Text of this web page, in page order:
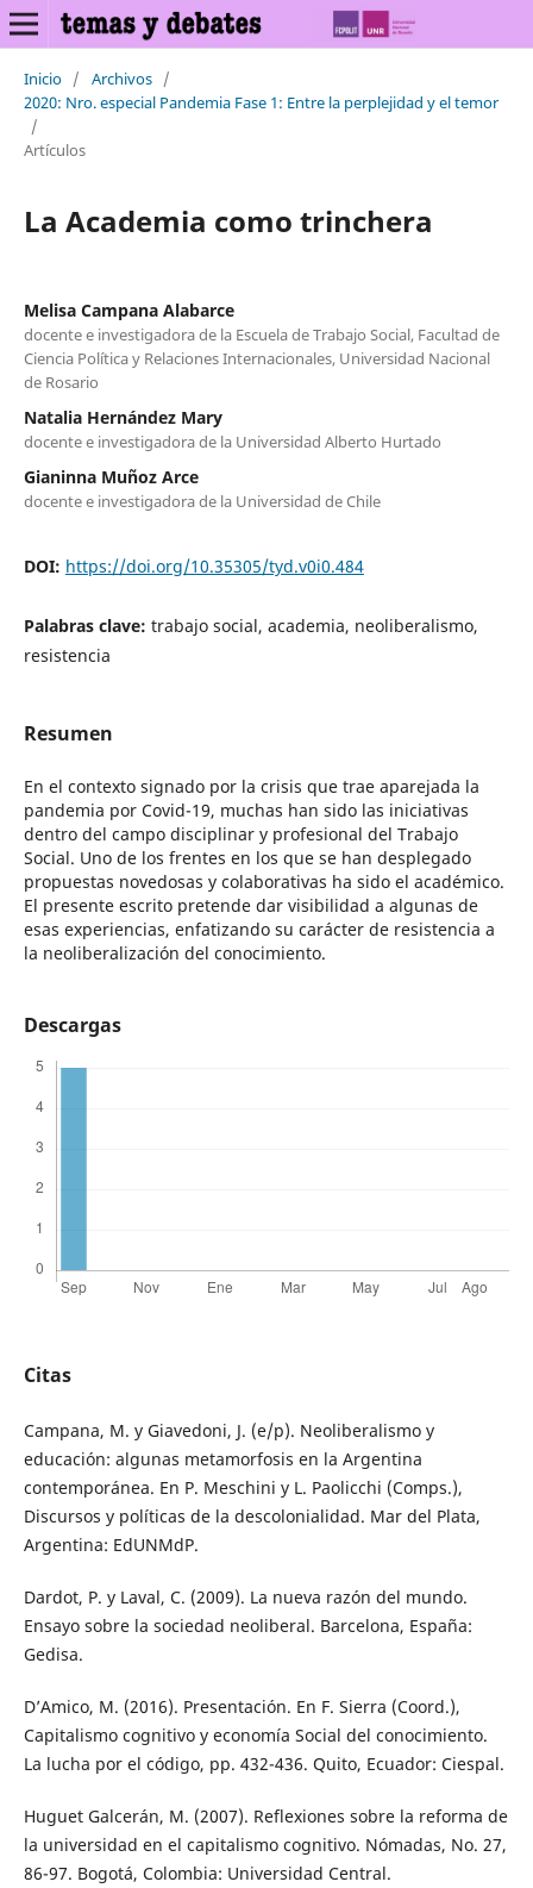
Inicio / Archivos /
2020: Nro. especial Pandemia Fase 1: Entre la perplejidad y el temor
/
Artículos
La Academia como trinchera
Melisa Campana Alabarce
docente e investigadora de la Escuela de Trabajo Social, Facultad de
Ciencia Política y Relaciones Internacionales, Universidad Nacional
de Rosario
Natalia Hernández Mary
docente e investigadora de la Universidad Alberto Hurtado
Gianinna Muñoz Arce
docente e investigadora de la Universidad de Chile
DOI: https://doi.org/10.35305/tyd.v0i0.484
Palabras clave: trabajo social, academia, neoliberalismo,
resistencia
Resumen
En el contexto signado por la crisis que trae aparejada la
pandemia por Covid-19, muchas han sido las iniciativas
dentro del campo disciplinar y profesional del Trabajo
Social. Uno de los frentes en los que se han desplegado
propuestas novedosas y colaborativas ha sido el académico.
El presente escrito pretende dar visibilidad a algunas de
esas experiencias, enfatizando su carácter de resistencia a
la neoliberalización del conocimiento.
Descargas
Citas
Campana, M. y Giavedoni, J. (e/p). Neoliberalismo y
educación: algunas metamorfosis en la Argentina
contemporánea. En P. Meschini y L. Paolicchi (Comps.),
Discursos y políticas de la descolonialidad. Mar del Plata,
Argentina: EdUNMdP.
Dardot, P. y Laval, C. (2009). La nueva razón del mundo.
Ensayo sobre la sociedad neoliberal. Barcelona, España:
Gedisa.
D’Amico, M. (2016). Presentación. En F. Sierra (Coord.),
Capitalismo cognitivo y economía Social del conocimiento.
La lucha por el código, pp. 432-436. Quito, Ecuador: Ciespal.
Huguet Galcerán, M. (2007). Reflexiones sobre la reforma de
la universidad en el capitalismo cognitivo. Nómadas, No. 27,
86-97. Bogotá, Colombia: Universidad Central.